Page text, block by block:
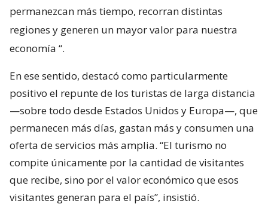
permanezcan más tiempo, recorran distintas
regiones y generen un mayor valor para nuestra
economía “.
En ese sentido, destacó como particularmente
positivo el repunte de los turistas de larga distancia
—sobre todo desde Estados Unidos y Europa—, que
permanecen más días, gastan más y consumen una
oferta de servicios más amplia. “El turismo no
compite únicamente por la cantidad de visitantes
que recibe, sino por el valor económico que esos
visitantes generan para el país”, insistió.